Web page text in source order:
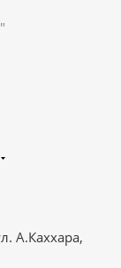
А.Каххара,